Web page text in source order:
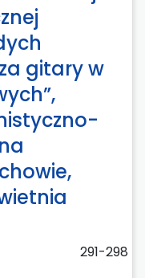
gitary w
291-298